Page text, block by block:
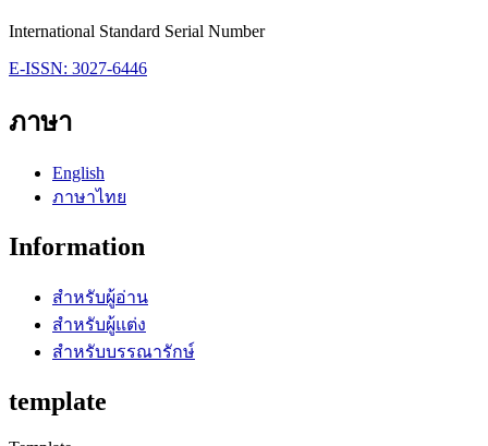
International Standard Serial Number
E-ISSN: 3027-6446
ภาษา
English
ภาษาไทย
Information
สำหรับผู้อ่าน
สำหรับผู้แต่ง
สำหรับบรรณารักษ์
template